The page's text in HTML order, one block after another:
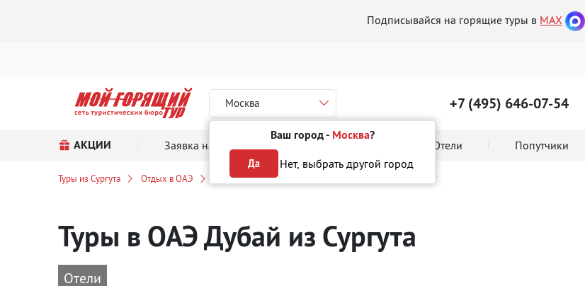
Подписывайся на горящие туры в MAX
Москва
Ваш город - Москва?
Да Нет, выбрать другой город
+7 (495) 646-07-54
АКЦИИ Заявка на тур Поиск тура онлайн Отели Попутчики
Туры из Сургута Отдых в ОАЭ Дубай
Туры в ОАЭ Дубай из Сургута
Отели